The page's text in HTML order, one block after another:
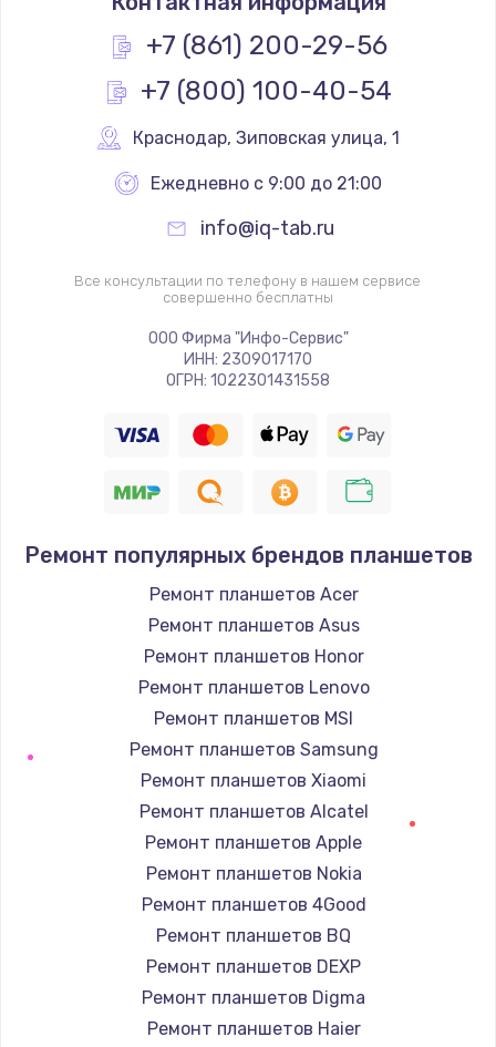
Замена южного моста
от 2750 руб.
Заказать
Ремонт петель крышки
от 1090 руб.
Заказать
Ремонт разъема питания
от 1090 руб.
Заказать
от 1245 руб.
от 1495 руб.
Заказать
Замена жесткого диска
Заказать
Замена оперативной памяти
Заказать
Замена термопасты
Заказать
Замена видеокарты
+7 (861) 200-29-56
+7 (800) 100-40-54
Краснодар, Зиповская улица, 1
Ежедневно с 9:00 до 21:00
info@iq-tab.ru
Все консультации по телефону в нашем сервисе
совершенно бесплатны
ООО Фирма "Инфо-Сервис"
ИНН: 2309017170
ОГРН: 1022301431558
Ремонт популярных брендов планшетов
Ремонт планшетов Acer
Ремонт планшетов Asus
Ремонт планшетов Honor
Ремонт планшетов Lenovo
Ремонт планшетов MSI
Ремонт планшетов Samsung
Ремонт планшетов Xiaomi
Ремонт планшетов Alcatel
Ремонт планшетов Apple
Ремонт планшетов Nokia
Ремонт планшетов 4Good
Ремонт планшетов BQ
Ремонт планшетов DEXP
Ремонт планшетов Digma
Ремонт планшетов Haier